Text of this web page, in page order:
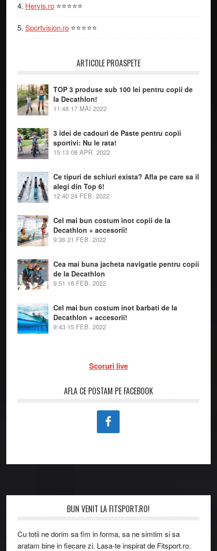
Hervis.ro⭐⭐⭐⭐⭐
Sportvision.ro⭐⭐⭐⭐⭐
ARTICOLE PROASPETE
TOP 3 produse sub 100 lei pentru copii de
la Decathlon!
11:48 17 MAI 2022
3 idei de cadouri de Paste pentru copii
sportivi: Nu le rata!
15:13 08 APR. 2022
Ce tipuri de schiuri exista? Afla pe care sa il
alegi din Top 6!
12:40 24 FEB. 2022
Cel mai bun costum inot copii de la
Decathlon + accesorii!
9:36 21 FEB. 2022
Cea mai buna jacheta navigatie pentru copii
de la Decathlon
9:51 16 FEB. 2022
Cel mai bun costum inot barbati de la
Decathlon + accesorii!
9:43 15 FEB. 2022
Scoruri live
AFLA CE POSTAM PE FACEBOOK
BUN VENIT LA FITSPORT.RO!
Cu totii ne dorim sa fim in forma, sa ne simtim si sa
aratam bine in fiecare zi. Lasa-te inspirat de Fitsport.ro.